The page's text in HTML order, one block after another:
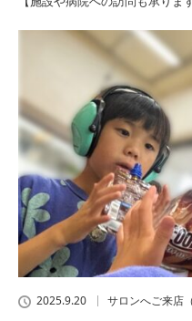
2025.9.20 サロンへご来店